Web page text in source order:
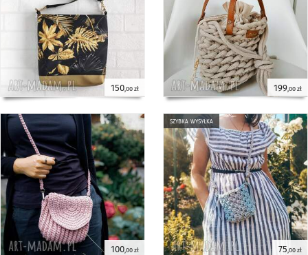
150,00 zł 199,00 zł
100,00 zł
szybka wysyłka
75 ,00 zł